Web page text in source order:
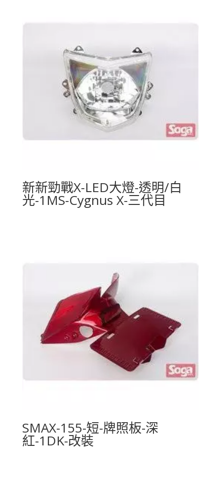
新新勁戰X-LED大燈-透明/白
光-1MS-Cygnus X-三代目
SMAX-155-短-牌照板-深
紅-1DK-改裝